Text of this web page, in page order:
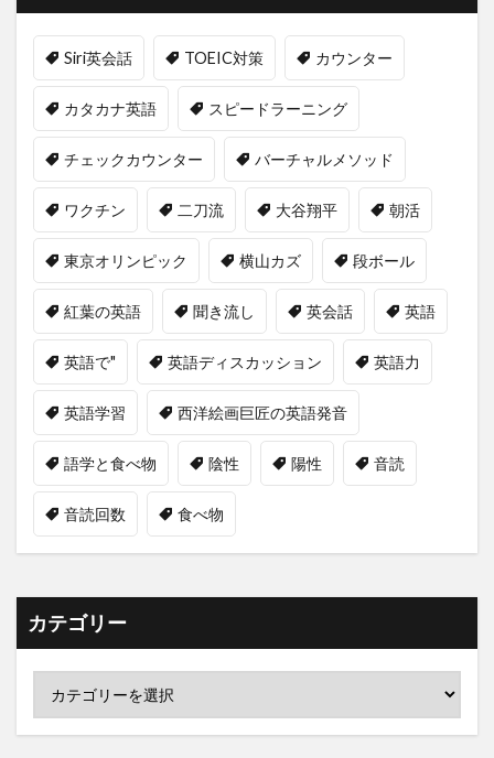
Siri英会話 TOEIC対策 カウンター
カタカナ英語 スピードラーニング
チェックカウンター バーチャルメソッド
ワクチン 二刀流 大谷翔平 朝活
東京オリンピック 横山カズ 段ボール
紅葉の英語 聞き流し 英会話 英語
英語で" 英語ディスカッション 英語力
英語学習 西洋絵画巨匠の英語発音
語学と食べ物 陰性 陽性 音読
音読回数 食べ物
カテゴリー